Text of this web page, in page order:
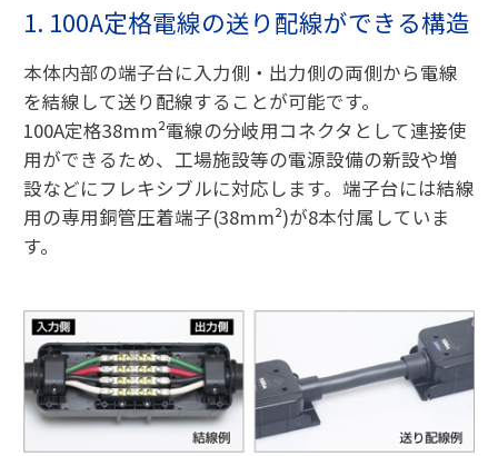
1. 100A定格電線の送り配線ができる構造
本体内部の端子台に入力側・出力側の両側から電線
を結線して送り配線することが可能です。
100A定格38mm²電線の分岐用コネクタとして連接使
用ができるため、工場施設等の電源設備の新設や増
設などにフレキシブルに対応します。端子台には結線
用の専用銅管圧着端子(38mm²)が8本付属していま
す。